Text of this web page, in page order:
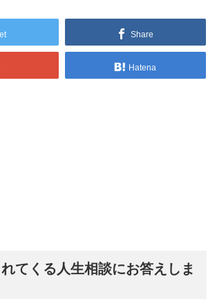
Share
Hatena
てくる人生相談にお答えしま